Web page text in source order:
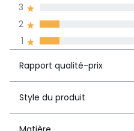
1
3
1
2
3
Rapport qualité-prix
Style du produit